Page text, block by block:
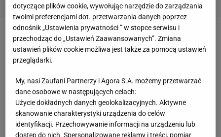
Zobacz wideoZmarnowane zgrupowanie.
Najgorsze za kadencji Jana Urbana
Wesley opuści mundial. Jest oświadczenie Brazylii
Smutne informacje dla fanów Canarinhos
potwierdziła Brazylijska Federacja Piłkarska (CBF), w
dotyczące plików cookie, wywołując narzędzie do zarządzania
twoimi preferencjami dot. przetwarzania danych poprzez
odnośnik „Ustawienia prywatności ” w stopce serwisu i
przechodząc do „Ustawień Zaawansowanych”. Zmiana
ustawień plików cookie możliwa jest także za pomocą ustawień
przeglądarki.
My, nasi Zaufani Partnerzy i Agora S.A. możemy przetwarzać
dane osobowe w następujących celach:
Użycie dokładnych danych geolokalizacyjnych. Aktywne
skanowanie charakterystyki urządzenia do celów
identyfikacji. Przechowywanie informacji na urządzeniu lub
dostęp do nich. Spersonalizowane reklamy i treści, pomiar